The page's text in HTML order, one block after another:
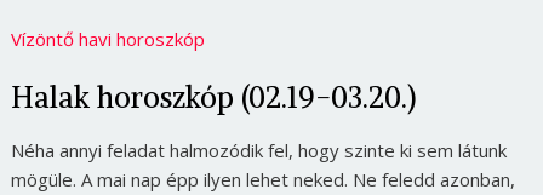
Vízöntő havi horoszkóp
Halak horoszkóp (02.19-03.20.)
Néha annyi feladat halmozódik fel, hogy szinte ki sem látunk
mögüle. A mai nap épp ilyen lehet neked. Ne feledd azonban,